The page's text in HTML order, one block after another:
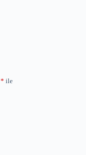
* ile